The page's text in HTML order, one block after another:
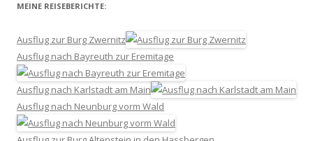
MEINE REISEBERICHTE:
Ausflug zur Burg Zwernitz
Ausflug nach Bayreuth zur Eremitage
Ausflug nach Karlstadt am Main
Ausflug nach Neunburg vorm Wald